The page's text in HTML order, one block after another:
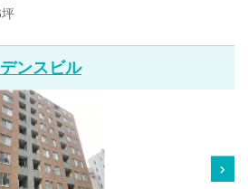
ンスビル